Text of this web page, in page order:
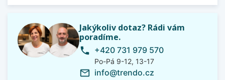
Jakýkoliv dotaz? Rádi vám
poradíme.
phone +420 731 979 570
Po-Pá 9-12, 13-17
mail_outline info@trendo.cz